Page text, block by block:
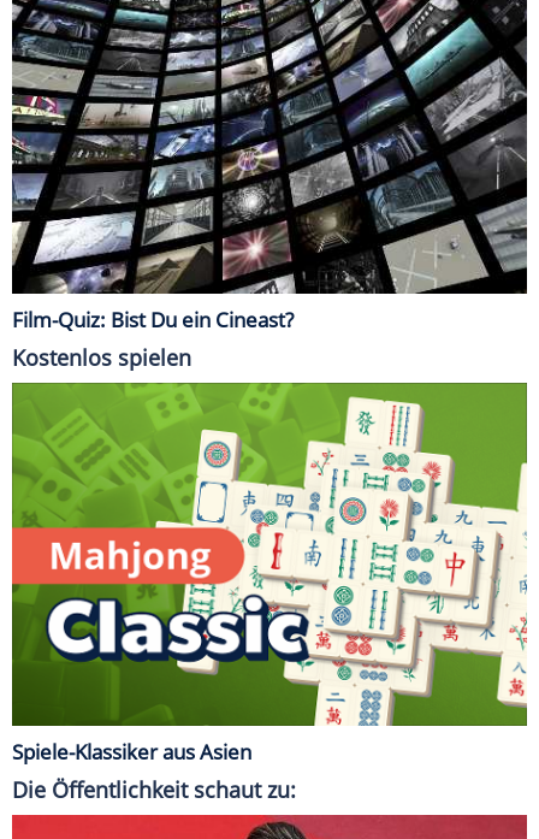
Film-Quiz: Bist Du ein Cineast?
Kostenlos spielen
Spiele-Klassiker aus Asien
Die Öffentlichkeit schaut zu: